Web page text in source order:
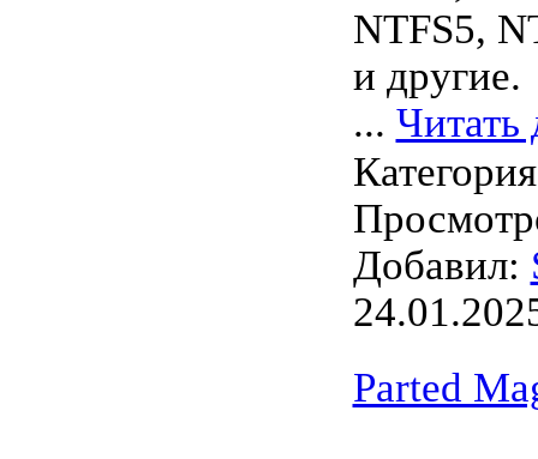
NTFS5,
и другие.
... Читать
Добавил:
Parted